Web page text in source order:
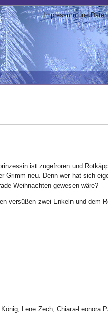
Impressum und
ist zugefroren und
Grimm neu. Denn wer hat sich
Weihnachten gewesen wäre?
versüßen zwei Enkeln und dem
Lene Zech, Chiara-Leonora